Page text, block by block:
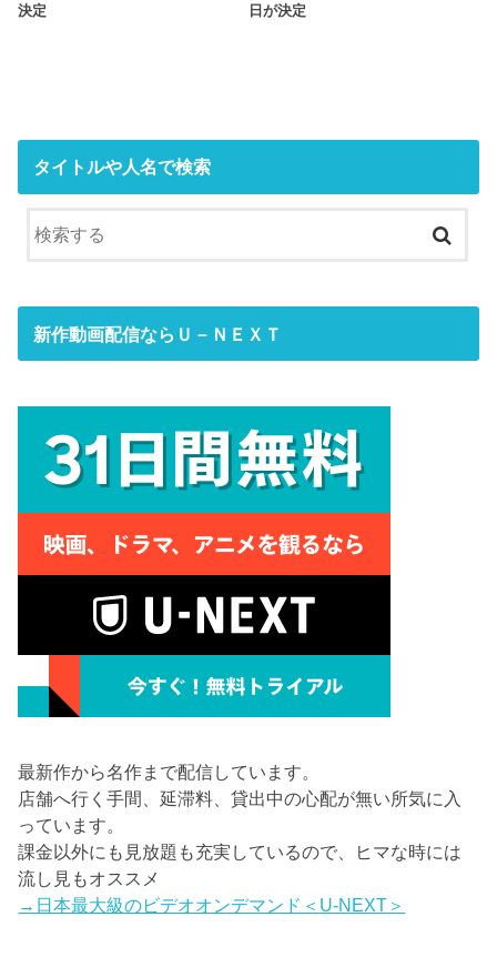
決定
日が決定
タイトルや人名で検索
新作動画配信ならＵ－ＮＥＸＴ
最新作から名作まで配信しています。
店舗へ行く手間、延滞料、貸出中の心配が無い所気に入
っています。
課金以外にも見放題も充実しているので、ヒマな時には
流し見もオススメ
→日本最大級のビデオオンデマンド＜U-NEXT＞